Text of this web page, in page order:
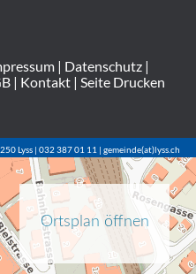
| Datenschutz|
| Kontakt| Seite Drucken
Lyss | 032 387 01 11 | gemeinde(at)lyss.ch